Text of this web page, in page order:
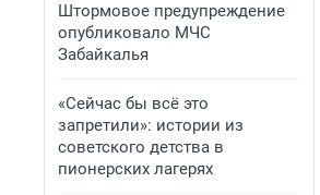
Штормовое предупреждение
опубликовало МЧС
Забайкалья
«Сейчас бы всё это
запретили»: истории из
советского детства в
пионерских лагерях